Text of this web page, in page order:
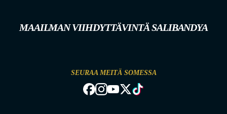
MAAILMAN VIIHDYTTÄVINTÄ SALIBANDYA
SEURAA MEITÄ SOMESSA